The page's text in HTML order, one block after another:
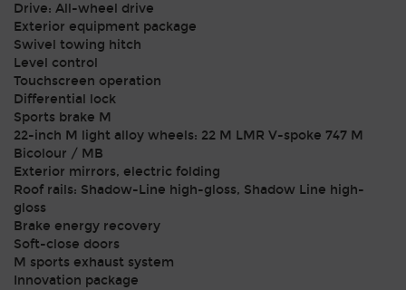
Drive: All-wheel drive
Exterior equipment package
Swivel towing hitch
Level control
Touchscreen operation
Differential lock
Sports brake M
22-inch M light alloy wheels: 22 M LMR V-spoke 747 M
Bicolour / MB
Exterior mirrors, electric folding
Roof rails: Shadow-Line high-gloss, Shadow Line high-
gloss
Brake energy recovery
Soft-close doors
M sports exhaust system
Innovation package